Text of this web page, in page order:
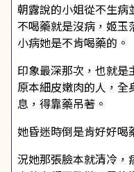
朝露說的小姐從不生病
不喝藥就是沒病，姬玉
小病她是不肯喝藥的。
印象最深那次，也就是
原本細皮嫩肉的人，
息，得靠藥吊著。
她昏迷時倒是肯好好喝
況她那張臉本就清冷，